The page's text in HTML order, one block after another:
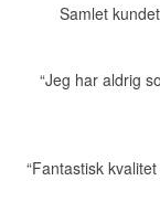
Samlet
“Jeg har aldrig
“Fantastisk